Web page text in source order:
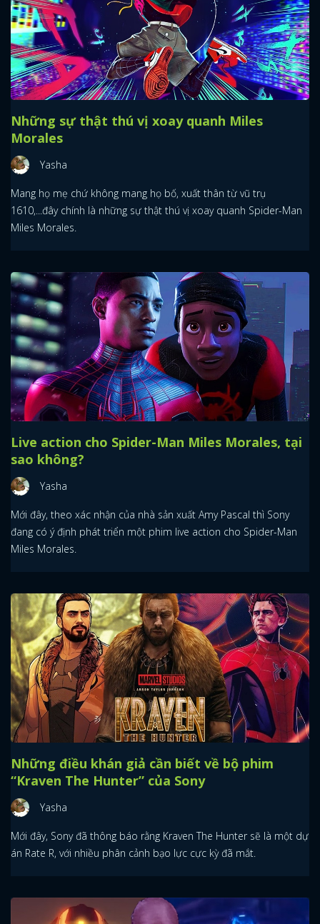
Những sự thật thú vị xoay quanh Miles
Morales
Yasha
Mang họ mẹ chứ không mang họ bố, xuất thân từ vũ trụ
1610,...đây chính là những sự thật thú vị xoay quanh Spider-Man
Miles Morales.
Live action cho Spider-Man Miles Morales, tại
sao không?
Yasha
Mới đây, theo xác nhận của nhà sản xuất Amy Pascal thì Sony
đang có ý định phát triển một phim live action cho Spider-Man
Miles Morales.
Những điều khán giả cần biết về bộ phim
“Kraven The Hunter” của Sony
Yasha
Mới đây, Sony đã thông báo rằng Kraven The Hunter sẽ là một dự
án Rate R, với nhiều phân cảnh bạo lực cực kỳ đã mắt.